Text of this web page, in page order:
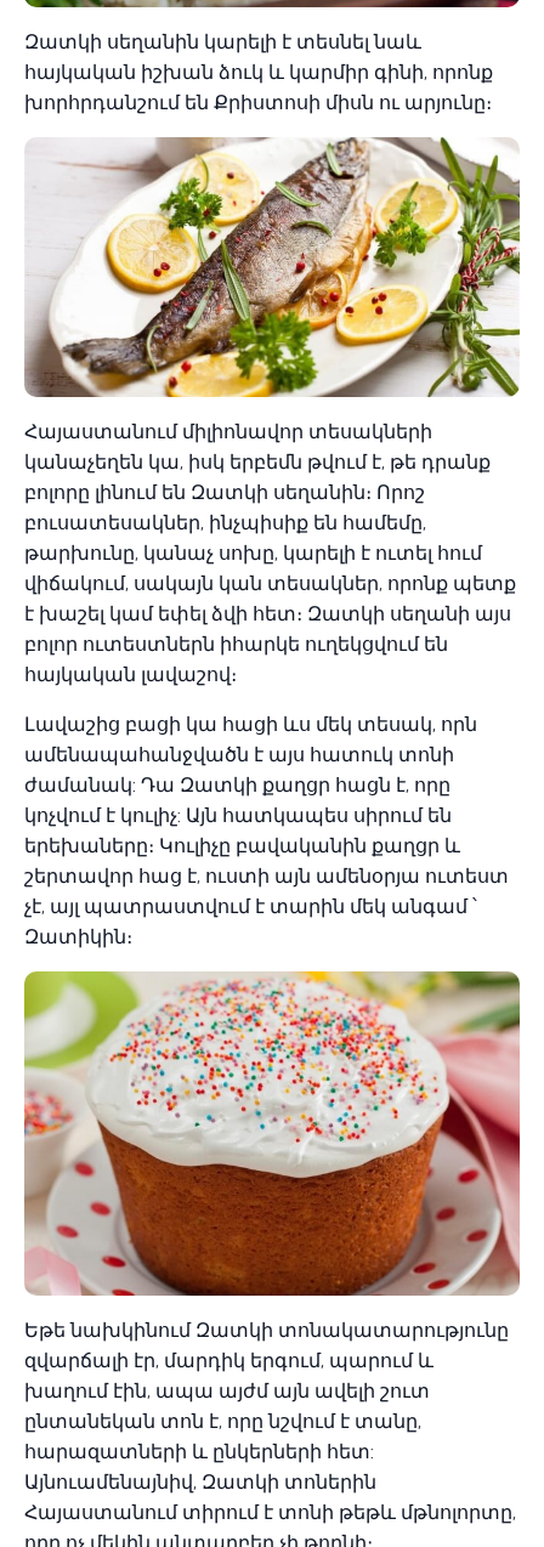
Զատկի սեղանին կարելի է տեսնել նաև
հայկական իշխան ձուկ և կարմիր գինի, որոնք
խորհրդանշում են Քրիստոսի միսն ու արյունը։
Հայաստանում միլիոնավոր տեսակների
կանաչեղեն կա, իսկ երբեմն թվում է, թե դրանք
բոլորը լինում են Զատկի սեղանին։ Որոշ
բուսատեսակներ, ինչպիսիք են համեմը,
թարխունը, կանաչ սոխը, կարելի է ուտել հում
վիճակում, սակայն կան տեսակներ, որոնք պետք
է խաշել կամ եփել ձվի հետ։ Զատկի սեղանի այս
բոլոր ուտեստներն իհարկե ուղեկցվում են
հայկական լավաշով։
Լավաշից բացի կա հացի ևս մեկ տեսակ, որն
ամենապահանջվածն է այս հատուկ տոնի
ժամանակ: Դա Զատկի քաղցր հացն է, որը
կոչվում է կուլիչ: Այն հատկապես սիրում են
երեխաները։ Կուլիչը բավականին քաղցր և
շերտավոր հաց է, ուստի այն ամենօրյա ուտեստ
չէ, այլ պատրաստվում է տարին մեկ անգամ ՝
Զատիկին։
Եթե նախկինում Զատկի տոնակատարությունը
զվարճալի էր, մարդիկ երգում, պարում և
խաղում էին, ապա այժմ այն ավելի շուտ
ընտանեկան տոն է, որը նշվում է տանը,
հարազատների և ընկերների հետ:
Այնուամենայնիվ, Զատկի տոներին
Հայաստանում տիրում է տոնի թեթև մթնոլորտը,